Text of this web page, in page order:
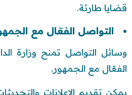
قضايا طارئة.
التواصل الفعّال مع
وسائل التواصل تمنح وزارة
الفعّال مع الجمهور.
يمكن تقديم الإعلانات